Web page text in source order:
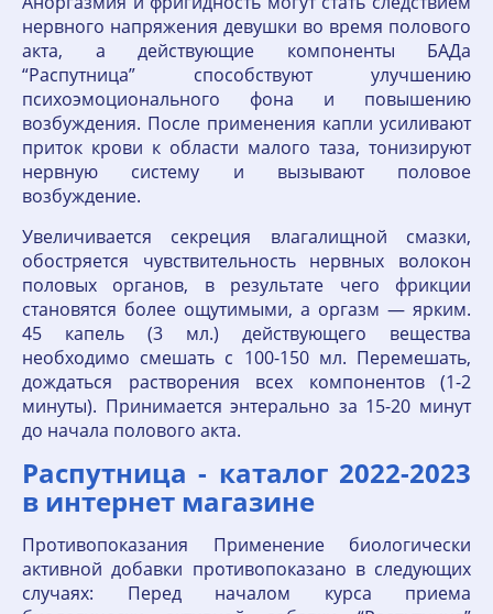
нервного напряжения девушки во время полового
акта, а действующие компоненты БАДа
“Распутница” способствуют улучшению
психоэмоционального фона и повышению
возбуждения. После применения капли усиливают
приток крови к области малого таза, тонизируют
нервную систему и вызывают половое
возбуждение.
Увеличивается секреция влагалищной смазки,
обостряется чувствительность нервных волокон
половых органов, в результате чего фрикции
становятся более ощутимыми, а оргазм — ярким.
45 капель (3 мл.) действующего вещества
необходимо смешать с 100-150 мл. Перемешать,
дождаться растворения всех компонентов (1-2
минуты). Принимается энтерально за 15-20 минут
до начала полового акта.
Распутница - каталог 2022-2023
в интернет магазине
Противопоказания Применение биологически
активной добавки противопоказано в следующих
случаях: Перед началом курса приема